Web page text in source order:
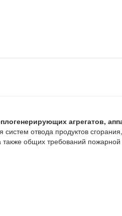
агрегатов,
отвода продуктов
общих требований пожарной